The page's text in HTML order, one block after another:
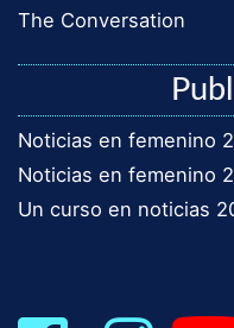
The Conversation
Noticias en femenino
Noticias en femenino
Un curso en noticias